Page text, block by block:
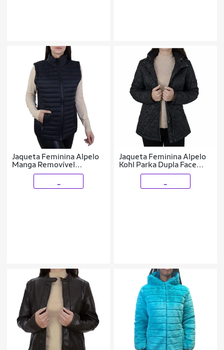
Jaqueta Feminina Alpelo
Manga Removível
Diamante Negro
Jaqueta Feminina Alpelo
Kohl Parka Dupla Face
Preta - 203000